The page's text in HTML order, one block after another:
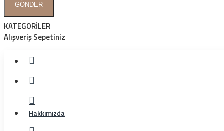
GÖNDER
KATEGORİLER
Alışveriş Sepetiniz
Hakkımızda